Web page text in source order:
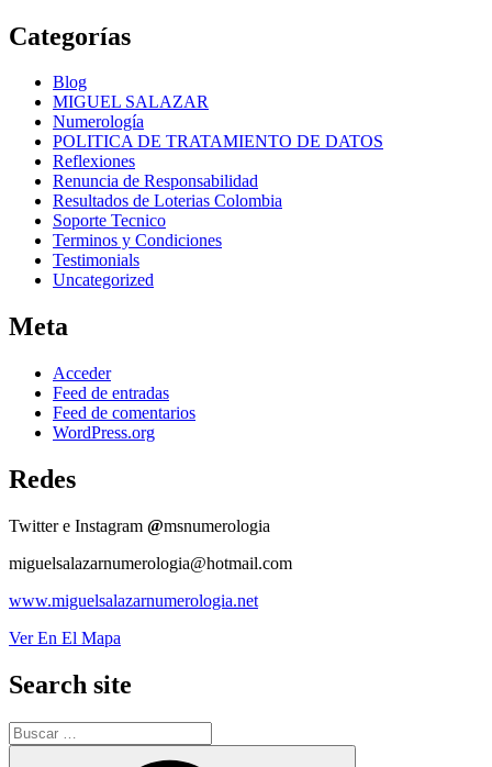
Categorías
Blog
MIGUEL SALAZAR
Numerología
POLITICA DE TRATAMIENTO DE DATOS
Reflexiones
Renuncia de Responsabilidad
Resultados de Loterias Colombia
Soporte Tecnico
Terminos y Condiciones
Testimonials
Uncategorized
Meta
Acceder
Feed de entradas
Feed de comentarios
WordPress.org
Redes
Twitter e Instagram @msnumerologia
miguelsalazarnumerologia@hotmail.com
www.miguelsalazarnumerologia.net
Ver En El Mapa
Search site
Buscar
por: